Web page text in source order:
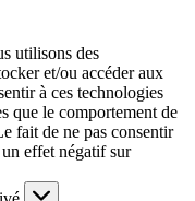
utilisons des
et/ou accéder aux
à ces technologies
que le comportement de
fait de ne pas consentir
effet négatif sur